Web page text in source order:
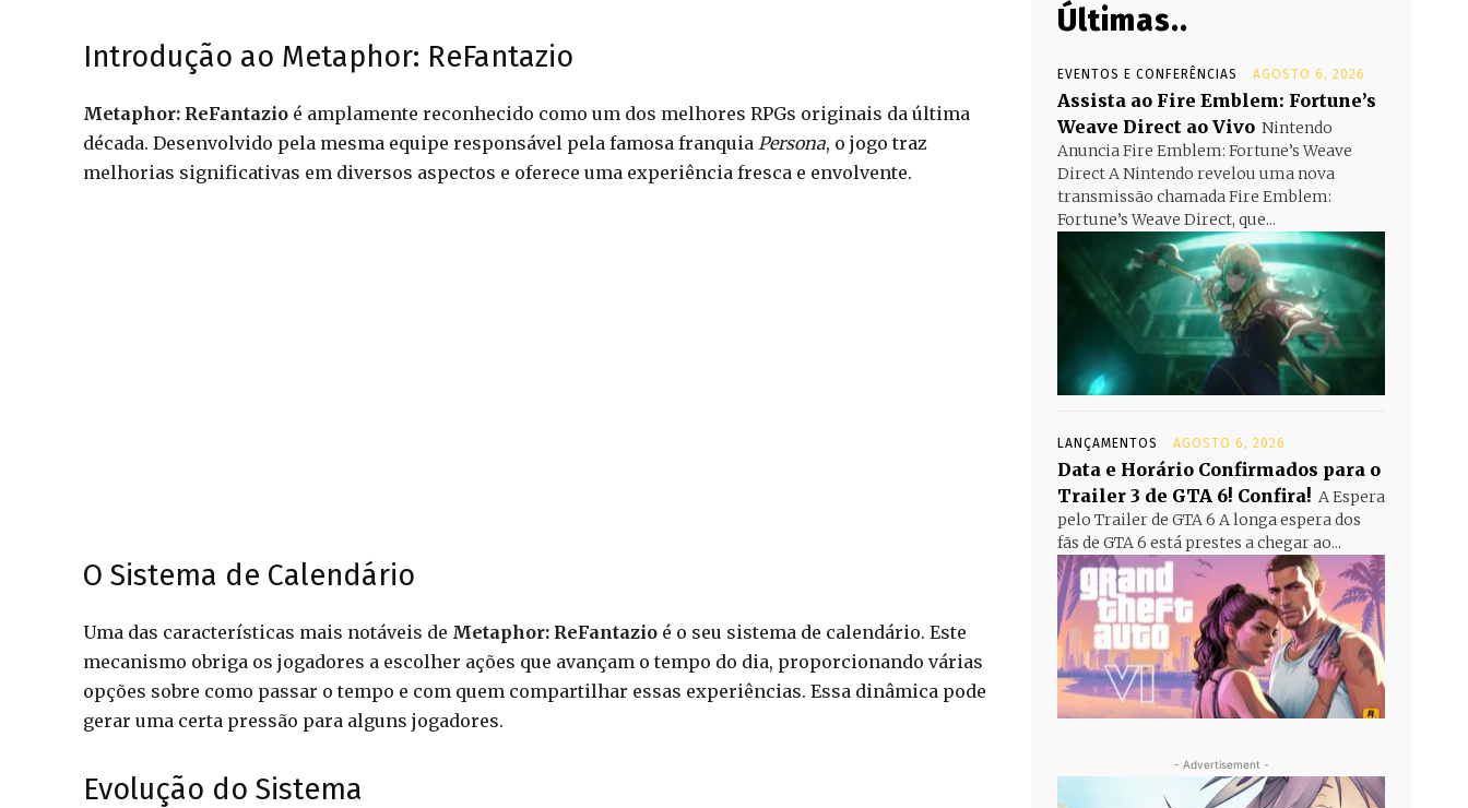
Introdução ao Metaphor: ReFantazio
Metaphor: ReFantazio é amplamente reconhecido como um dos melhores RPGs originais da última
década. Desenvolvido pela mesma equipe responsável pela famosa franquia Persona, o jogo traz
melhorias significativas em diversos aspectos e oferece uma experiência fresca e envolvente.
O Sistema de Calendário
Uma das características mais notáveis de Metaphor: ReFantazio é o seu sistema de calendário. Este
mecanismo obriga os jogadores a escolher ações que avançam o tempo do dia, proporcionando várias
opções sobre como passar o tempo e com quem compartilhar essas experiências. Essa dinâmica pode
gerar uma certa pressão para alguns jogadores.
Evolução do Sistema
Últimas..
EVENTOS E CONFERÊNCIAS AGOSTO 6, 2026
Assista ao Fire Emblem: Fortune’s
Weave Direct ao Vivo Nintendo
Anuncia Fire Emblem: Fortune’s Weave
Direct A Nintendo revelou uma nova
transmissão chamada Fire Emblem:
Fortune’s Weave Direct, que...
LANÇAMENTOS AGOSTO 6, 2026
Data e Horário Confirmados para o
Trailer 3 de GTA 6! Confira! A Espera
pelo Trailer de GTA 6 A longa espera dos
fãs de GTA 6 está prestes a chegar ao...
- Advertisement -